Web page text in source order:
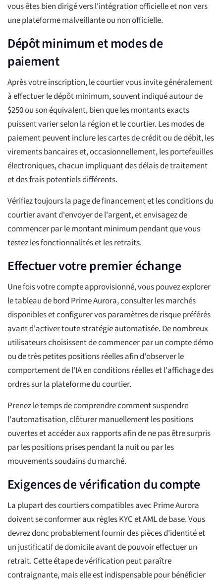
vous êtes bien dirigé vers l'intégration officielle et non vers
une plateforme malveillante ou non officielle.
Dépôt minimum et modes de
paiement
Après votre inscription, le courtier vous invite généralement
à effectuer le dépôt minimum, souvent indiqué autour de
$250 ou son équivalent, bien que les montants exacts
puissent varier selon la région et le courtier. Les modes de
paiement peuvent inclure les cartes de crédit ou de débit, les
virements bancaires et, occasionnellement, les portefeuilles
électroniques, chacun impliquant des délais de traitement
et des frais potentiels différents.
Vérifiez toujours la page de financement et les conditions du
courtier avant d'envoyer de l'argent, et envisagez de
commencer par le montant minimum pendant que vous
testez les fonctionnalités et les retraits.
Effectuer votre premier échange
Une fois votre compte approvisionné, vous pouvez explorer
le tableau de bord Prime Aurora, consulter les marchés
disponibles et configurer vos paramètres de risque préférés
avant d'activer toute stratégie automatisée. De nombreux
utilisateurs choisissent de commencer par un compte démo
ou de très petites positions réelles afin d'observer le
comportement de l'IA en conditions réelles et l'affichage des
ordres sur la plateforme du courtier.
Prenez le temps de comprendre comment suspendre
l'automatisation, clôturer manuellement les positions
ouvertes et accéder aux rapports afin de ne pas être surpris
par les positions prises pendant la nuit ou par les
mouvements soudains du marché.
Exigences de vérification du compte
La plupart des courtiers compatibles avec Prime Aurora
doivent se conformer aux règles KYC et AML de base. Vous
devrez donc probablement fournir des pièces d'identité et
un justificatif de domicile avant de pouvoir effectuer un
retrait. Cette étape de vérification peut paraître
contraignante, mais elle est indispensable pour bénéficier